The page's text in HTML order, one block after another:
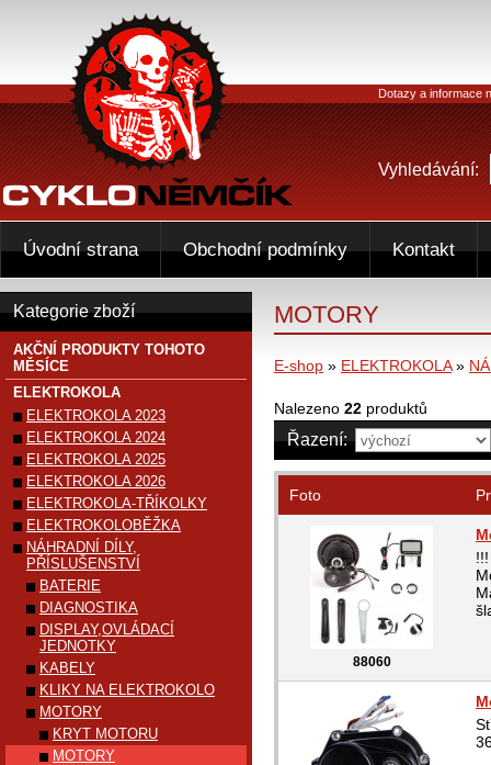
MOTORY
E-shop » ELEKTROKOLA»
Nalezeno 22 produktů
Řazení:
Foto
88060
Kategorie zboží
AKČNÍ PRODUKTY TOHOTO
MĚSÍCE
ELEKTROKOLA
ELEKTROKOLA 2023
ELEKTROKOLA 2024
ELEKTROKOLA 2025
ELEKTROKOLA 2026
ELEKTROKOLA-TŘÍKOLKY
ELEKTROKOLOBĚŽKA
NÁHRADNÍ DÍLY,
PŘÍSLUŠENSTVÍ
BATERIE
DIAGNOSTIKA
DISPLAY,OVLÁDACÍ
JEDNOTKY
KABELY
KLIKY NA ELEKTROKOLO
MOTORY
KRYT MOTORU
MOTORY
Dotazy a informace
Vyhledávání:
Úvodní strana Obchodní podmínky Kontakt